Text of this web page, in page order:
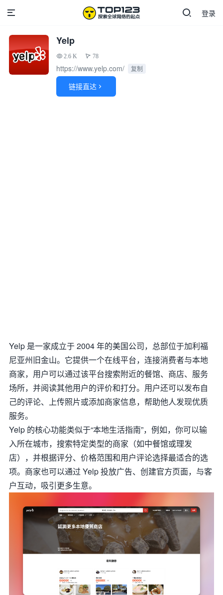
登录
Yelp
2.6 K 78
https://www.yelp.com/ 复制
链接直达 
Yelp 是一家成立于 2004 年的美国公司，总部位于加利福
尼亚州旧金山。它提供一个在线平台，连接消费者与本地
商家，用户可以通过该平台搜索附近的餐馆、商店、服务
场所，并阅读其他用户的评价和打分。用户还可以发布自
己的评论、上传照片或添加商家信息，帮助他人发现优质
服务。
Yelp 的核心功能类似于“本地生活指南”，例如，你可以输
入所在城市，搜索特定类型的商家（如中餐馆或理发
店），并根据评分、价格范围和用户评论选择最适合的选
项。商家也可以通过 Yelp 投放广告、创建官方页面，与客
户互动，吸引更多生意。